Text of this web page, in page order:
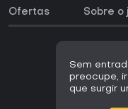
Ofertas Sobre o
Sem
preocupe,
que surgir